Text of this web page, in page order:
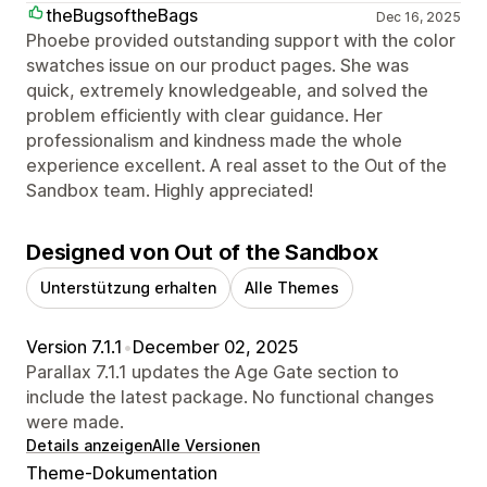
theBugsoftheBags
Dec 16, 2025
Phoebe provided outstanding support with the color
swatches issue on our product pages. She was
quick, extremely knowledgeable, and solved the
problem efficiently with clear guidance. Her
professionalism and kindness made the whole
experience excellent. A real asset to the Out of the
Sandbox team. Highly appreciated!
Designed von Out of the Sandbox
Unterstützung erhalten Alle Themes
Version 7.1.1 •December 02, 2025
Parallax 7.1.1 updates the Age Gate section to
include the latest package. No functional changes
were made.
Details anzeigenAlle Versionen
Theme-Dokumentation